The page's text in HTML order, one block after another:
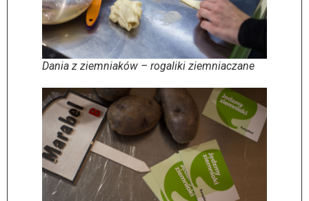
Dania z ziemniaków – rogaliki ziemniaczane